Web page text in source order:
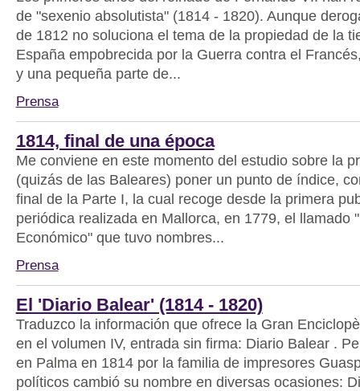
de "sexenio absolutista" (1814 - 1820). Aunque
de 1812 no soluciona el tema de la propiedad de la
España empobrecida por la Guerra contra el
y una pequeña parte de...
Prensa
1814, final de una época
Me conviene en este momento del estudio sobre la
(quizás de las Baleares) poner un punto de índice,
final de la Parte I, la cual recoge desde la primera
periódica realizada en Mallorca, en 1779, el llamado
Económico" que tuvo nombres...
Prensa
El 'Diario Balear' (1814 - 1820)
Traduzco la información que ofrece la Gran
en el volumen IV, entrada sin firma: Diario Balear .
en Palma en 1814 por la familia de impresores
políticos cambió su nombre en diversas ocasiones: